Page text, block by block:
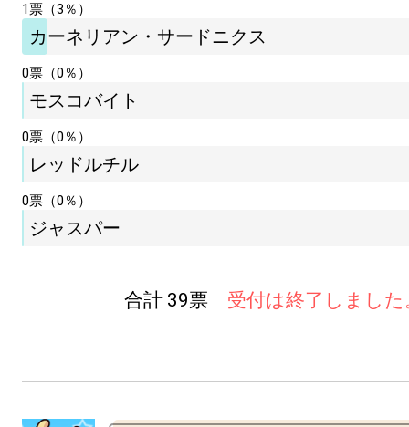
1票（3％）
カーネリアン・サードニクス
0票（0％）
モスコバイト
0票（0％）
レッドルチル
0票（0％）
ジャスパー
合計 39票 受付は終了しました